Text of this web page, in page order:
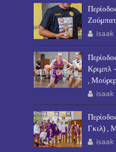
isaak
Κριμπλ
,
isaak
Γκιλ) ,
isaak